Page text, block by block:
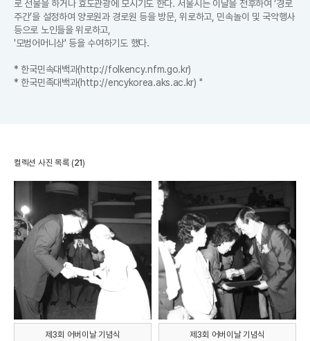
로 선물을 하거나 효도관광에 모시기도 한다. 서울시는 이날을 전후하여 ‘경로
주간’을 설정하여 양로원과 경로원 등을 방문, 위로하고, 민속놀이 및 국악행사
등으로 노인들을 위로하고,
'모범어머니상' 등을 수여하기도 했다.
* 한국민속대백과(http://folkency.nfm.go.kr)
* 한국민족대백과(http://encykorea.aks.ac.kr) "
컬렉션 사진 목록 (21)
제3회 어버이날 기념식 제3회 어버이날 기념식